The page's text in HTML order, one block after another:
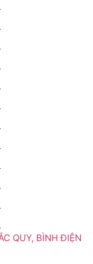
QUY, BÌNH ĐIỆN